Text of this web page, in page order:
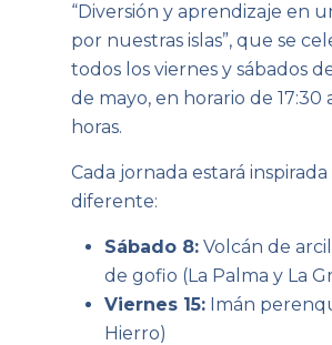
“Diversión y aprendizaje en
por nuestras islas”, que se
todos los viernes y sábados
de mayo, en horario de 17:30
horas.
Cada jornada estará
diferente:
Sábado 8: Volcán de
de gofio (La Palma y La
Viernes 15: Imán
Hierro)